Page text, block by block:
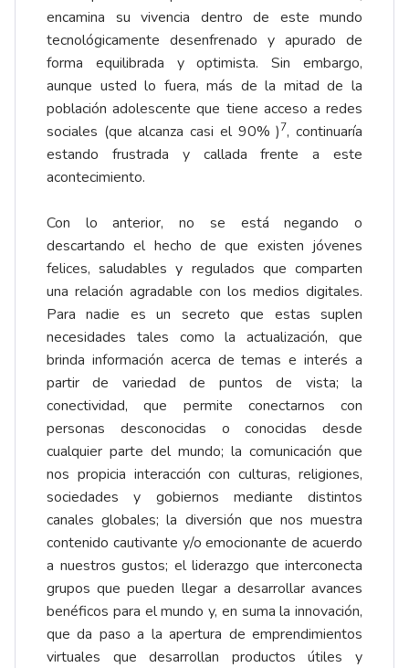
encamina su vivencia dentro de este mundo
tecnológicamente desenfrenado y apurado de
forma equilibrada y optimista. Sin embargo,
aunque usted lo fuera, más de la mitad de la
población adolescente que tiene acceso a redes
sociales (que alcanza casi el 90% )7, continuaría
estando frustrada y callada frente a este
acontecimiento.
Con lo anterior, no se está negando o
descartando el hecho de que existen jóvenes
felices, saludables y regulados que comparten
una relación agradable con los medios digitales.
Para nadie es un secreto que estas suplen
necesidades tales como la actualización, que
brinda información acerca de temas e interés a
partir de variedad de puntos de vista; la
conectividad, que permite conectarnos con
personas desconocidas o conocidas desde
cualquier parte del mundo; la comunicación que
nos propicia interacción con culturas, religiones,
sociedades y gobiernos mediante distintos
canales globales; la diversión que nos muestra
contenido cautivante y/o emocionante de acuerdo
a nuestros gustos; el liderazgo que interconecta
grupos que pueden llegar a desarrollar avances
benéficos para el mundo y, en suma la innovación,
que da paso a la apertura de emprendimientos
virtuales que desarrollan productos útiles y